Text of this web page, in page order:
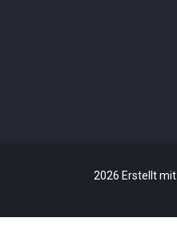
2026 Erstellt mit